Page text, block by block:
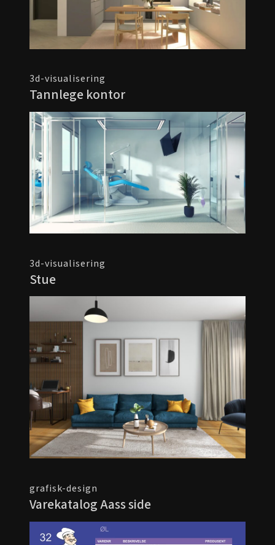
3d-visualisering
Tannlege kontor
3d-visualisering
Stue
grafisk-design
Varekatalog Aass side